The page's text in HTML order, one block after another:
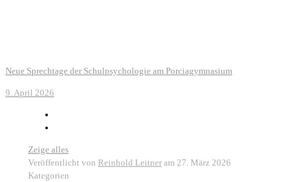
Neue Sprechtage der Schulpsychologie am Porciagymnasium
9. April 2026
Zeige alles
Veröffentlicht von Reinhold Leitner am 27. März 2026
Kategorien